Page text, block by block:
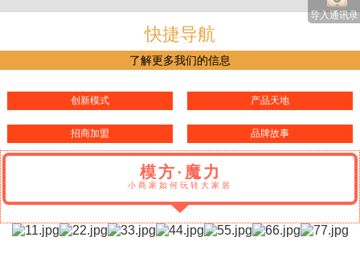
导入通讯录
快捷导航
了解更多我们的信息
创新模式 产品天地
招商加盟 品牌故事
模方·魔力
小商家如何玩转大家居